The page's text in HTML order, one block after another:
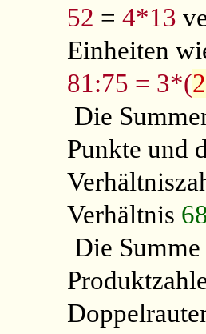
52 = 4*13
Einheiten
81:75 = 3*(
Die
Punkte und
Verhältnis
Die Summe